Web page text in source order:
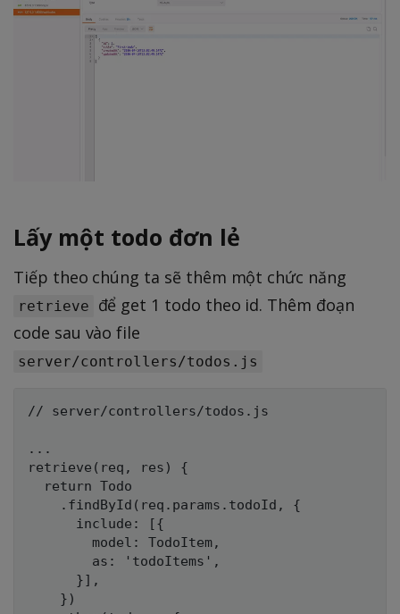
Lấy một todo đơn lẻ
Tiếp theo chúng ta sẽ thêm một chức năng
retrieve
để get 1 todo theo id. Thêm đoạn
code sau vào file
server/controllers/todos.js
// server/controllers/todos.js
...
retrieve(req, res) {
  return Todo
    .findById(req.params.todoId, {
      include: [{
        model: TodoItem,
        as: 'todoItems',
      }],
    })